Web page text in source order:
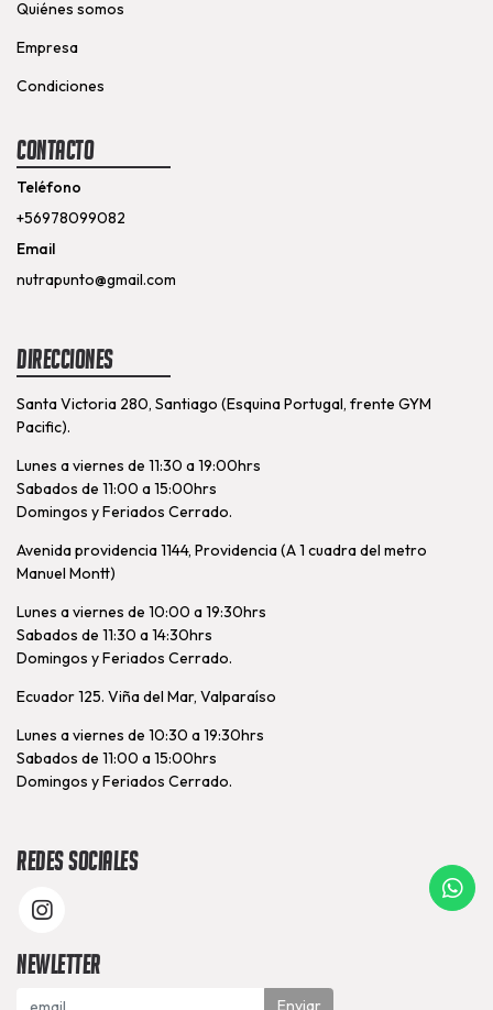
Quiénes somos
Empresa
Condiciones
Contacto
Teléfono
+56978099082
Email
nutrapunto@gmail.com
Direcciones
Santa Victoria 280, Santiago (Esquina Portugal, frente GYM
Pacific).
Lunes a viernes de 11:30 a 19:00hrs
Sabados de 11:00 a 15:00hrs
Domingos y Feriados Cerrado.
Avenida providencia 1144, Providencia (A 1 cuadra del metro
Manuel Montt)
Lunes a viernes de 10:00 a 19:30hrs
Sabados de 11:30 a 14:30hrs
Domingos y Feriados Cerrado.
Ecuador 125. Viña del Mar, Valparaíso
Lunes a viernes de 10:30 a 19:30hrs
Sabados de 11:00 a 15:00hrs
Domingos y Feriados Cerrado.
Redes Sociales
Newletter
Enviar